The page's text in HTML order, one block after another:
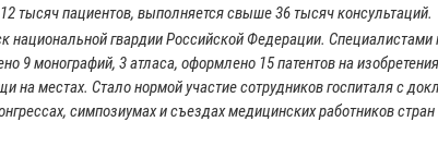
тысяч пациентов, выполняется свыше 36 тысяч консультаций.
гвардии Российской Федерации. Специалистами
9 монографий, 3 атласа, оформлено 15 патентов на
местах. Стало нормой участие сотрудников госпиталя с
симпозиумах и съездах медицинских работников